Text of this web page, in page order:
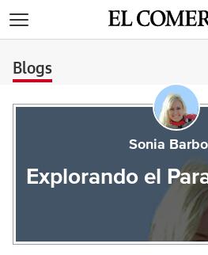
Blogs
Sonia
Explorando el